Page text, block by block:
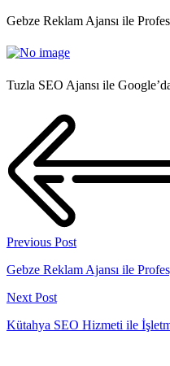
Gebze Reklam Ajansı ile
Tuzla SEO Ajansı ile
Previous Post
Gebze Reklam Ajansı ile
Next Post
Kütahya SEO Hizmeti ile